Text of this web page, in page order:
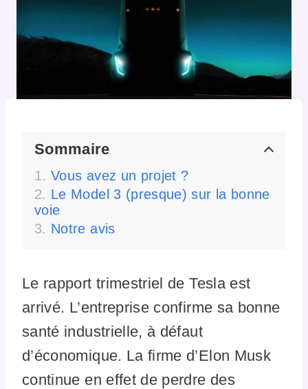
Sommaire
Vous avez un projet ?
Le Model 3 (presque) sur la bonne
voie
Notre avis
Le rapport trimestriel de Tesla est
arrivé. L’entreprise confirme sa bonne
santé industrielle, à défaut
d’économique. La firme d’Elon Musk
continue en effet de perdre des